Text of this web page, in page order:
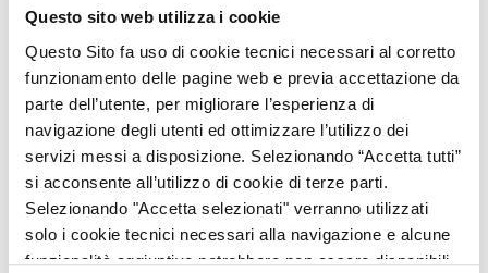
Questo sito web utilizza i cookie
Questo Sito fa uso di cookie tecnici necessari al corretto
funzionamento delle pagine web e previa accettazione da
parte dell’utente, per migliorare l’esperienza di
navigazione degli utenti ed ottimizzare l’utilizzo dei
servizi messi a disposizione. Selezionando “Accetta tutti”
si acconsente all’utilizzo di cookie di terze parti.
Selezionando "Accetta selezionati" verranno utilizzati
solo i cookie tecnici necessari alla navigazione e alcune
funzionalità aggiuntive potrebbero non essere disponibili.
produttori, relativamente alla campagna 2023/2024 del settore
dell’apicoltura (Reg. UE 2021/2115).
Con Decreto OPR n. 8169 del 29/05/2024, pubblicato sul BURL
n. 23 - serie ordinaria del 07/06/2024, è stato ammesso a
finanziamento un importo aggiuntivo pari ad € 239.659,43 a
favore delle Associazioni di produttori apistici.
Referenti: